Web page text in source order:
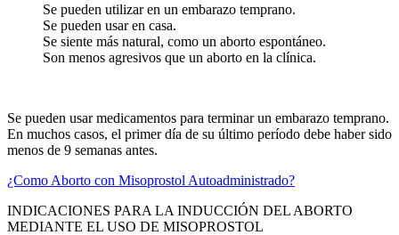
Se pueden utilizar en un embarazo temprano.
Se pueden usar en casa.
Se siente más natural, como un aborto espontáneo.
Son menos agresivos que un aborto en la clínica.
Se pueden usar medicamentos para terminar un embarazo temprano.
En muchos casos, el primer día de su último período debe haber sido
menos de 9 semanas antes.
¿Como Aborto con Misoprostol Autoadministrado?
INDICACIONES PARA LA INDUCCIÓN DEL ABORTO
MEDIANTE EL USO DE MISOPROSTOL